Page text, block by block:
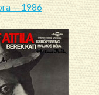
— 1986